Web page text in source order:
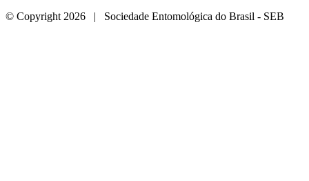
© Copyright 2026 | Sociedade Entomológica do Brasil - SEB